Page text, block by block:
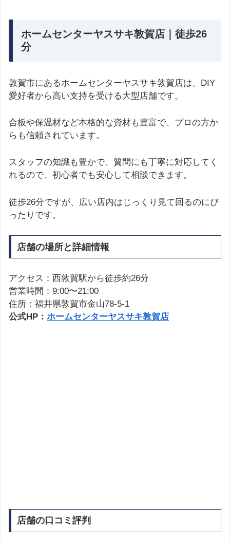
ホームセンターヤスサキ敦賀店｜徒歩26
分
敦賀市にあるホームセンターヤスサキ敦賀店は、DIY
愛好者から高い支持を受ける大型店舗です。
合板や保温材など本格的な資材も豊富で、プロの方か
らも信頼されています。
スタッフの知識も豊かで、質問にも丁寧に対応してく
れるので、初心者でも安心して相談できます。
徒歩26分ですが、広い店内はじっくり見て回るのにぴ
ったりです。
店舗の場所と詳細情報
アクセス：西敦賀駅から徒歩約26分
営業時間：9:00〜21:00
住所：福井県敦賀市金山78-5-1
公式HP： ホームセンターヤスサキ敦賀店
店舗の口コミ評判